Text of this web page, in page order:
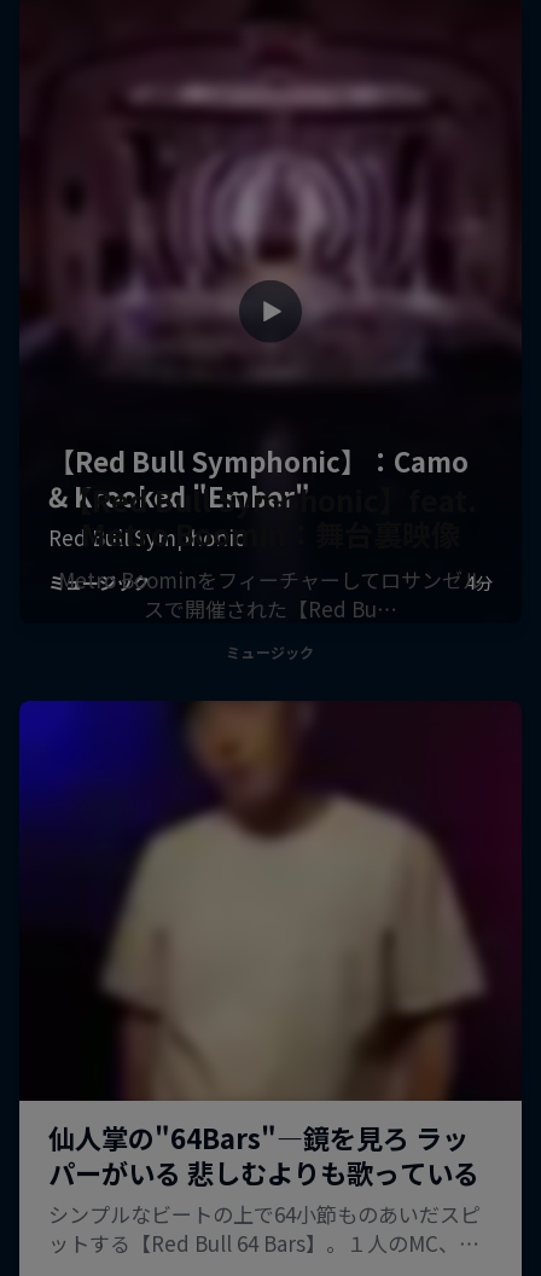
【Red Bull Symphonic】feat.
Metro Boomin：舞台裏映像
Metro Boominをフィーチャーしてロサンゼル
スで開催された【Red Bu…
ミュージック